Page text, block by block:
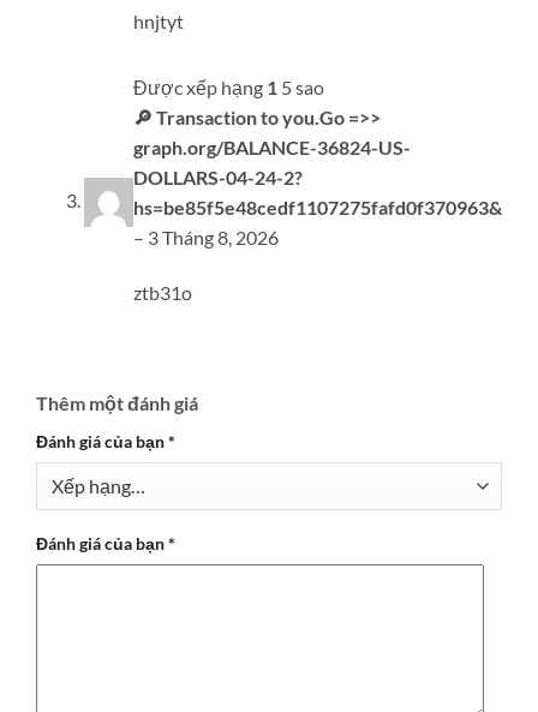
hnjtyt
Được xếp hạng 1 5 sao
🔎 Transaction to you.Go =>>
graph.org/BALANCE-36824-US-
DOLLARS-04-24-2?
hs=be85f5e48cedf1107275fafd0f370963&
– 3 Tháng 8, 2026
ztb31o
Thêm một đánh giá
Đánh giá của bạn*
Đánh giá của bạn*